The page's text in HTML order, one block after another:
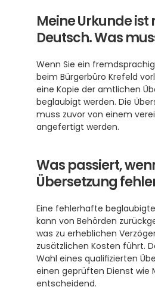
Meine Urkunde
Deutsch. Was
Wenn Sie ein
beim Bürgerbüro Krefeld
eine Kopie der amtlichen
beglaubigt werden. Die
muss zuvor von einem
angefertigt werden.
Was passiert,
Übersetzung
Eine fehlerhafte
kann von Behörden
was zu erheblichen
zusätzlichen Kosten führt.
Wahl eines qualifizierten
einen geprüften Dienst wie
entscheidend.